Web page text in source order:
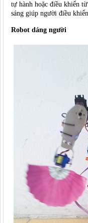
tự hành hoặc điều khiển
sáng giúp người điều
Robot dáng người